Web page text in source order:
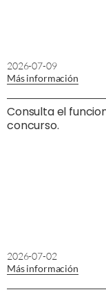
2026-07-09
Más información
Consulta el
concurso.
2026-07-02
Más información